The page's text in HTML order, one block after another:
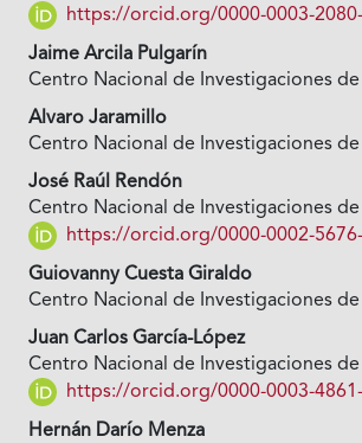
https://orcid.org/0000-0003-
Jaime Arcila Pulgarín
Centro Nacional de Investigaciones de
Alvaro Jaramillo
Centro Nacional de Investigaciones de
José Raúl Rendón
Centro Nacional de Investigaciones de
https://orcid.org/0000-0002-
Guiovanny Cuesta Giraldo
Centro Nacional de Investigaciones de
Juan Carlos García-López
Centro Nacional de Investigaciones de
https://orcid.org/0000-0003-
Hernán Darío Menza